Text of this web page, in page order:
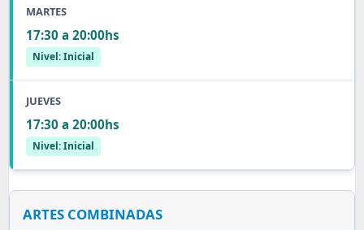
MARTES
17:30 a 20:00hs
Nivel: Inicial
JUEVES
17:30 a 20:00hs
Nivel: Inicial
ARTES COMBINADAS